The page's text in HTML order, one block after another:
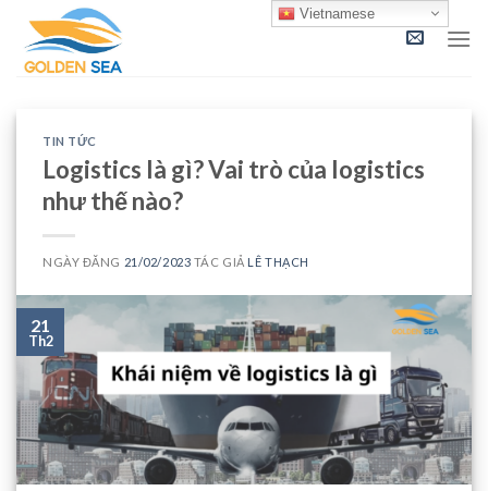
content
TIN TỨC
Logistics là gì? Vai trò của logistics
như thế nào?
NGÀY ĐĂNG 21/02/2023 TÁC GIẢ LÊ THẠCH
21
Th2
Vietnamese